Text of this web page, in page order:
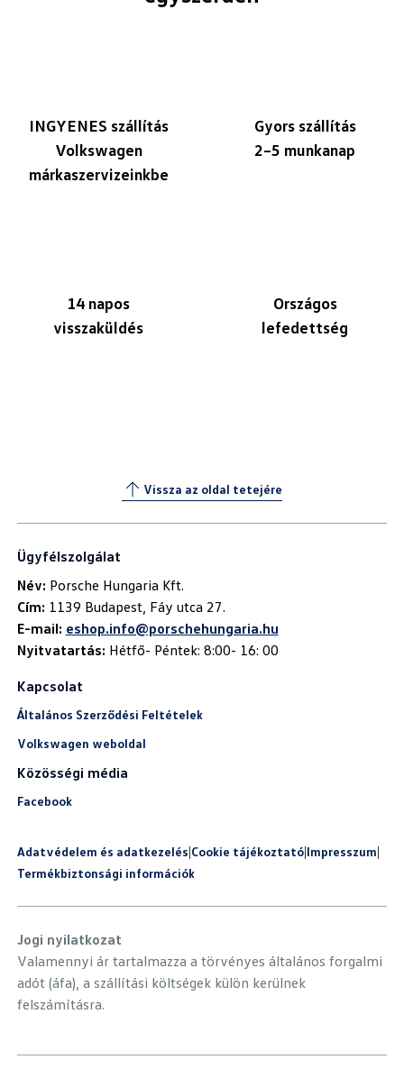
INGYENES szállítás
Volkswagen
márkaszervizeinkbe
Gyors szállítás
2–5 munkanap
14 napos
visszaküldés
Országos
lefedettség
Vissza az oldal tetejére
Ügyfélszolgálat
Név:
Cím:
E-mail: eshop.info@porschehungaria.hu
Nyitvatartás: Hétfő- Péntek: 8:00- 16: 00
Kapcsolat
Általános Szerződési Feltételek
Volkswagen weboldal
Közösségi média
Facebook
Adatvédelem és adatkezelés|Cookie tájékoztató|Impresszum|
Termékbiztonsági információk
Jogi nyilatkozat
Valamennyi ár tartalmazza a törvényes általános forgalmi
adót (áfa), a szállítási költségek külön kerülnek
felszámításra.